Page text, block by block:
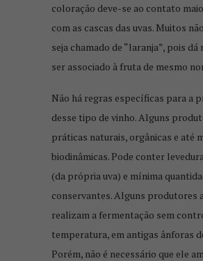
coloração deve-se ao contato
com as cascas das uvas. Muitos
seja chamado de “laranja”, pois
ser associado à fruta de mesmo
Não há regras específicas para a
desse tipo de vinho. Alguns
práticas naturais, orgânicas e até
biodinâmicas. Pode conter
(da própria uva) e mínima
conservantes. Alguns produtores
realizam a fermentação sem
temperatura, em antigas ânforas
Porém, não é necessário que ele